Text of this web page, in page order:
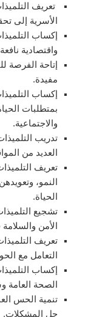
تعريف
الأسرية إلى
إكساب
واقتصادية
إتاحة الفرصة
مفيدة.
إكساب
بمتطلبات
والاجتماعية.
تدريب
العديد من
تعريف
النمو،
الحياة.
تشجيع
الأمن
تعريف
التعامل مع
إكساب
الصحة العامة
تنمية الحس
حل المشكلات.